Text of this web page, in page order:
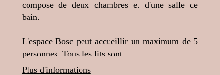
compose de deux chambres et d'une salle de
bain.
L'espace Bosc peut accueillir un maximum de 5
personnes. Tous les lits sont...
Plus d'informations